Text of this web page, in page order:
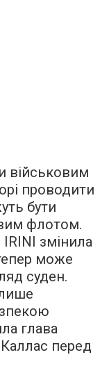
військовим
проводити
бути
флотом.
змінила
може
суден.
глава
Каллас перед